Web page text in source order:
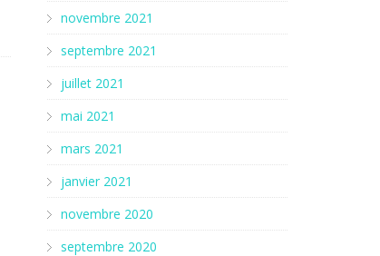
novembre 2021
septembre 2021
juillet 2021
mai 2021
mars 2021
janvier 2021
novembre 2020
septembre 2020